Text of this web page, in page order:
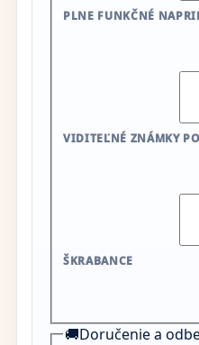
PLNE FUNKČNÉ
VIDITEĽNÉ ZNÁMKY
ŠKRABANCE
🚚Doručenie a